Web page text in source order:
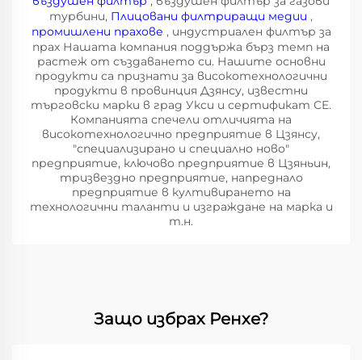
турбини, Плицовани филтриращи медии ,
промишлени прахове , индустриален филтър за
прах Нашата компания поддържа бърз темп на
растеж от създаването си. Нашите основни
продукти са признати за високотехнологични
продукти в провинция Дзянсу, известни
търговски марки в град Укси и сертификат CE.
Компанията спечели отличията на
високотехнологично предприятие в Цзянсу,
"специализирано и специално ново"
предприятие, ключово предприятие в Цзяньин,
тризвездно предприятие, напреднало
предприятие в култивирането на
технологични таланти и изграждане на марка и
т.н.
Защо избрах Ренхе?